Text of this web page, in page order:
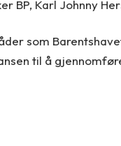
BP, Karl Johnny
som
til å